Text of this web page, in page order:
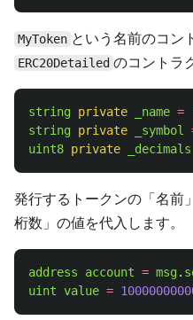
MyToken という名前のコン
ERC20Detailed のコントラ
string private _name =
string private _symbol
uint8 private _decimals
発行するトークンの「名前
桁数」の値を代入します。
address account = msg.
uint value =